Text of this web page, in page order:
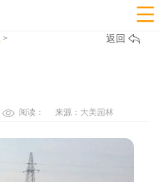

> 返回
阅读： 来源： 大美园林